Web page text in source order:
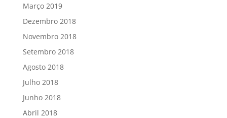
Março 2019
Dezembro 2018
Novembro 2018
Setembro 2018
Agosto 2018
Julho 2018
Junho 2018
Abril 2018